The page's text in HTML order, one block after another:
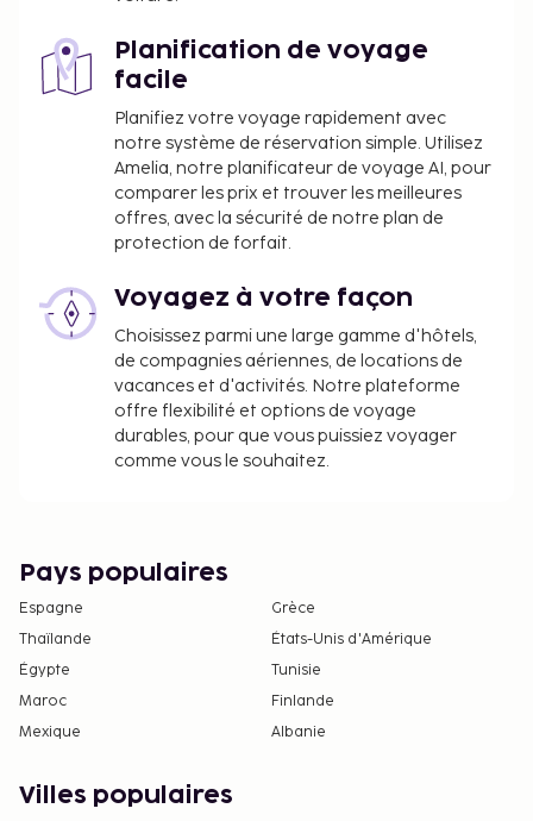
personnes souhaitant voyager au Brésil avec
des enfants devront contacter le consulat
brésilien avant leur départ pour obtenir plus
d'informations.
Planification de voyage
facile
Planifiez votre voyage rapidement avec
notre système de réservation simple. Utilisez
Amelia, notre planificateur de voyage AI, pour
comparer les prix et trouver les meilleures
offres, avec la sécurité de notre plan de
protection de forfait.
Voyagez à votre façon
Choisissez parmi une large gamme d'hôtels,
de compagnies aériennes, de locations de
vacances et d'activités. Notre plateforme
offre flexibilité et options de voyage
durables, pour que vous puissiez voyager
comme vous le souhaitez.
Pays populaires
Espagne
Grèce
Thaïlande
États-Unis d'Amérique
Égypte
Tunisie
Maroc
Finlande
Mexique
Albanie
Villes populaires